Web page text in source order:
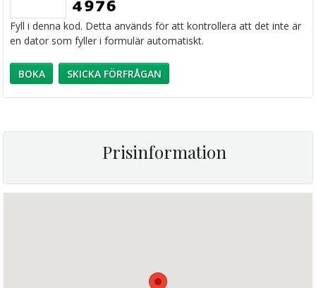
Fyll i denna kod. Detta används för att kontrollera att det inte är
en dator som fyller i formulär automatiskt.
Prisinformation